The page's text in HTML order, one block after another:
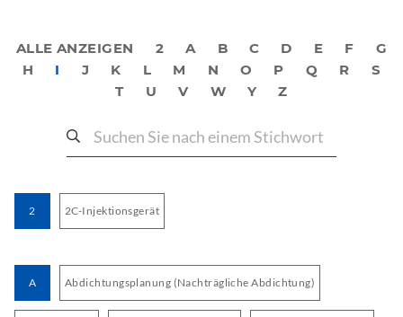
ALLE ANZEIGEN 2 A B C D E F
G
H
I J K L M N O P Q R
S
T
U V W Y Z
2 2C-Injektionsgerät
A Abdichtungsplanung (Nachträgliche Abdichtung)